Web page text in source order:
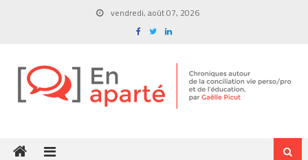
vendredi, août 07, 2026